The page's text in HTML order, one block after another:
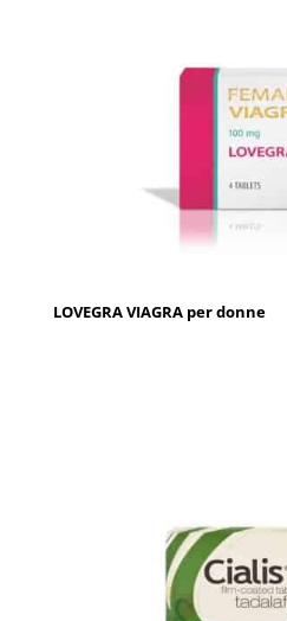
LOVEGRA VIAGRA per donne